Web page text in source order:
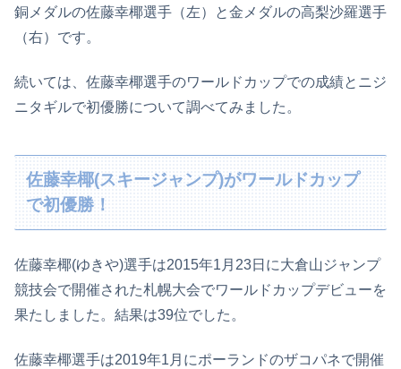
銅メダルの佐藤幸椰選手（左）と金メダルの高梨沙羅選手
（右）です。
続いては、佐藤幸椰選手のワールドカップでの成績とニジ
ニタギルで初優勝について調べてみました。
佐藤幸椰(スキージャンプ)がワールドカップ
で初優勝！
佐藤幸椰(ゆきや)選手は2015年1月23日に大倉山ジャンプ
競技会で開催された札幌大会でワールドカップデビューを
果たしました。結果は39位でした。
佐藤幸椰選手は2019年1月にポーランドのザコパネで開催